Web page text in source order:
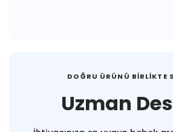
DOĞRU ÜRÜNÜ BIRLIKTE
Uzman